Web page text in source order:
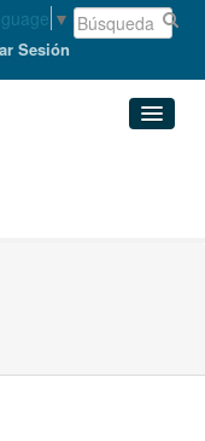
▼
Sesión